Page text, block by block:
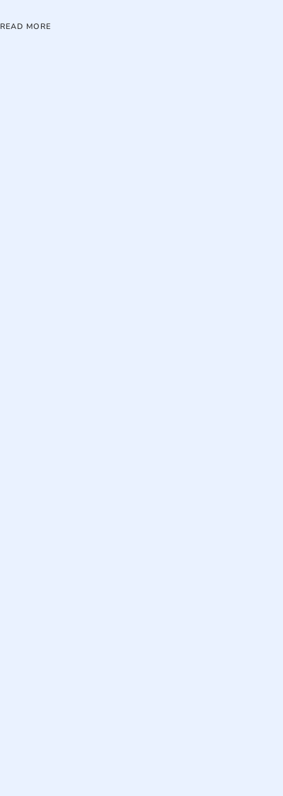
READ MORE